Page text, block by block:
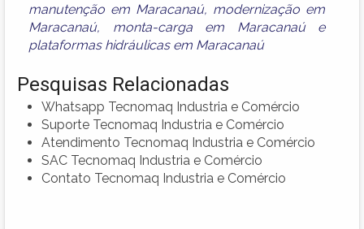
manutenção em Maracanaú, modernização em
Maracanaú, monta-carga em Maracanaúe
plataformas hidráulicas em Maracanaú
Pesquisas Relacionadas
Whatsapp Tecnomaq Industria e Comércio
Suporte Tecnomaq Industria e Comércio
Atendimento Tecnomaq Industria e Comércio
SAC Tecnomaq Industria e Comércio
Contato Tecnomaq Industria e Comércio